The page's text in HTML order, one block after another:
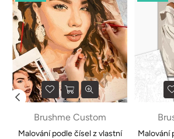
Brushme Custom
Malování podle čísel z vlastní
Malování